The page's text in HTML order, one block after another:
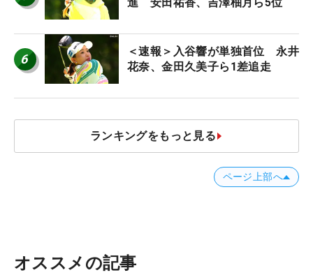
6
＜速報＞入谷響が単独首位 永井
花奈、金田久美子ら1差追走
ランキングをもっと見る
ページ上部へ
オススメの記事